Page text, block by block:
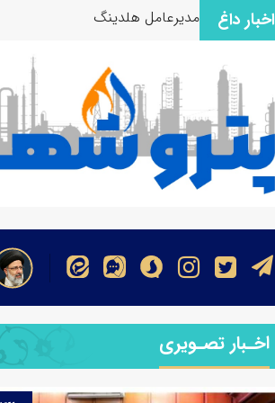
اخبار داغ مدیرعامل هلدینگ صباانرژی از م
اخـبار تصـویری